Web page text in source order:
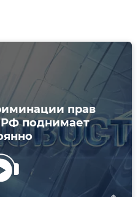
прав
поднимает